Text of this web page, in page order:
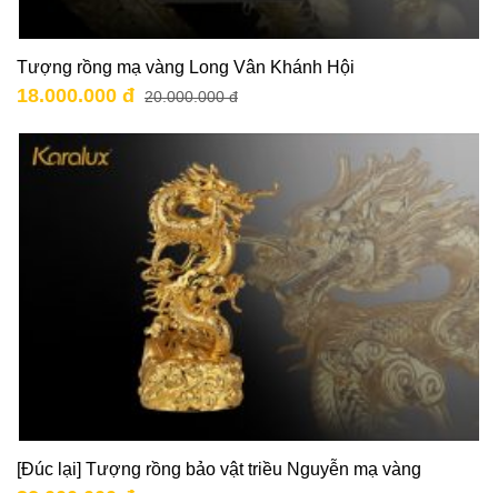
Tượng rồng mạ vàng Long Vân Khánh Hội
18.000.000 đ 20.000.000 đ
[Đúc lại] Tượng rồng bảo vật triều Nguyễn mạ vàng